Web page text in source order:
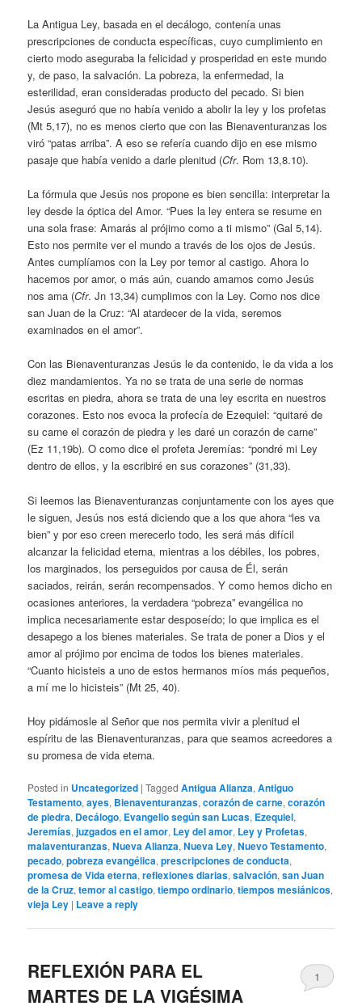
La Antigua Ley, basada en el decálogo, contenía unas
prescripciones de conducta específicas, cuyo cumplimiento en
cierto modo aseguraba la felicidad y prosperidad en este mundo
y, de paso, la salvación. La pobreza, la enfermedad, la
esterilidad, eran consideradas producto del pecado. Si bien
Jesús aseguró que no había venido a abolir la ley y los profetas
(Mt 5,17), no es menos cierto que con las Bienaventuranzas los
viró “patas arriba”. A eso se refería cuando dijo en ese mismo
pasaje que había venido a darle plenitud (Cfr. Rom 13,8.10).
La fórmula que Jesús nos propone es bien sencilla: interpretar la
ley desde la óptica del Amor. “Pues la ley entera se resume en
una sola frase: Amarás al prójimo como a ti mismo” (Gal 5,14).
Esto nos permite ver el mundo a través de los ojos de Jesús.
Antes cumplíamos con la Ley por temor al castigo. Ahora lo
hacemos por amor, o más aún, cuando amamos como Jesús
nos ama (Cfr. Jn 13,34) cumplimos con la Ley. Como nos dice
san Juan de la Cruz: “Al atardecer de la vida, seremos
examinados en el amor”.
Con las Bienaventuranzas Jesús le da contenido, le da vida a los
diez mandamientos. Ya no se trata de una serie de normas
escritas en piedra, ahora se trata de una ley escrita en nuestros
corazones. Esto nos evoca la profecía de Ezequiel: “quitaré de
su carne el corazón de piedra y les daré un corazón de carne”
(Ez 11,19b). O como dice el profeta Jeremías: “pondré mi Ley
dentro de ellos, y la escribiré en sus corazones” (31,33).
Si leemos las Bienaventuranzas conjuntamente con los ayes que
le siguen, Jesús nos está diciendo que a los que ahora “les va
bien” y por eso creen merecerlo todo, les será más difícil
alcanzar la felicidad eterna, mientras a los débiles, los pobres,
los marginados, los perseguidos por causa de Él, serán
saciados, reirán, serán recompensados. Y como hemos dicho en
ocasiones anteriores, la verdadera “pobreza” evangélica no
implica necesariamente estar desposeído; lo que implica es el
desapego a los bienes materiales. Se trata de poner a Dios y el
amor al prójimo por encima de todos los bienes materiales.
“Cuanto hicisteis a uno de estos hermanos míos más pequeños,
a mí me lo hicisteis” (Mt 25, 40).
Hoy pidámosle al Señor que nos permita vivir a plenitud el
espíritu de las Bienaventuranzas, para que seamos acreedores a
su promesa de vida eterna.
Posted in Uncategorized |Tagged Antigua Alianza,Antiguo
Testamento,ayes, Bienaventuranzas,corazón de carne,corazón
de piedra, Decálogo, Evangelio según san Lucas, Ezequiel,
Jeremías,juzgados en el amor, Ley del amor, Ley y Profetas,
malaventuranzas,Nueva Alianza,Nueva Ley,Nuevo Testamento,
pecado,pobreza evangélica,prescripciones de conducta,
promesa de Vida eterna,reflexiones diarias,salvación,san Juan
de la Cruz,temor al castigo,tiempo ordinario,tiempos mesiánicos,
vieja Ley | Leave a reply
REFLEXIÓN PARA EL
MARTES DE LA VIGÉSIMA
1